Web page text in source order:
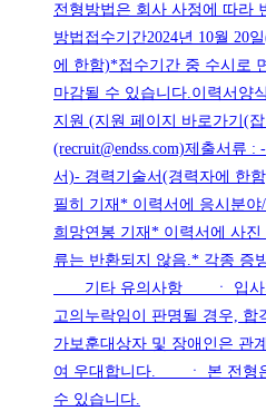
전형방법은 회사 사정에 따라
방법접수기간2024년 10월 20
에 한함)*접수기간 중 수시로
마감될 수 있습니다.이력서양
지원 (지원 페이지 바로가기(
(recruit@endss.com)제출서류
서)- 경력기술서(경력자에 한
필히 기재* 이력서에 응시분
희망연봉 기재* 이력서에 사
류는 반환되지 않음.* 각종 증
기타 유의사항 ㆍ 입사지
고의누락임이 판명될 경우,
가보훈대상자 및 장애인은 관
여 우대합니다. ㆍ 본 전형
수 있습니다.